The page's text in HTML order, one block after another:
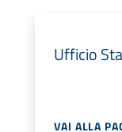
Ufficio
VAI ALLA